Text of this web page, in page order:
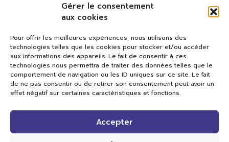
Gérer le consentement
aux cookies
Pour offrir les meilleures expériences, nous utilisons des
technologies telles que les cookies pour stocker et/ou accéder
aux informations des appareils. Le fait de consentir à ces
technologies nous permettra de traiter des données telles que le
comportement de navigation ou les ID uniques sur ce site. Le fait
de ne pas consentir ou de retirer son consentement peut avoir un
effet négatif sur certaines caractéristiques et fonctions.
Accepter
Val TV
Centre de Compétences Médias
Rue du Pont-Neuf 24